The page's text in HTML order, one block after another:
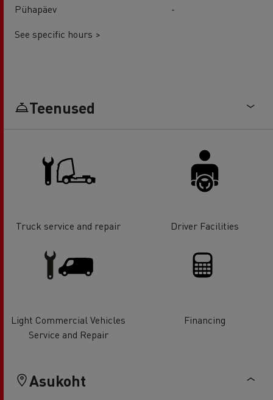
Pühapäev
-
See specific hours >
Teenused
Truck service and repair Driver Facilities
Light Commercial Vehicles
Service and Repair
Financing
Asukoht